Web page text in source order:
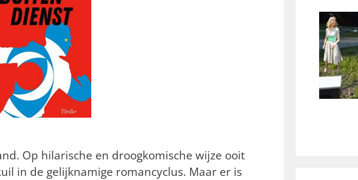
Op hilarische en droogkomische wijze ooit
in de gelijknamige romancyclus. Maar er is